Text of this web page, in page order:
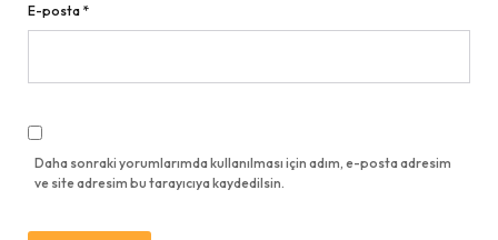
E-posta *
Daha sonraki yorumlarımda kullanılması için adım, e-posta adresim
ve site adresim bu tarayıcıya kaydedilsin.